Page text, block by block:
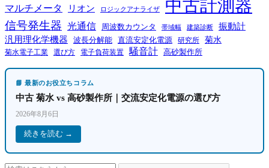
マルチメータ リオン ロジックアナライザ 中古計測器
信号発生器 光通信 周波数カウンタ 帯域幅 建築診断
振動計
汎用理化学機器
波長分解能 直流安定化電源 研究所 菊水
菊水電子工業 選び方 電子負荷装置 騒音計 高砂製作所
📘 最新のお役立ちコラム
中古 菊水 vs 高砂製作所｜交流安定化電源の選び方
2026年8月6日
続きを読む →